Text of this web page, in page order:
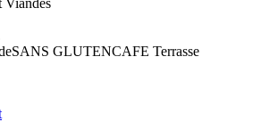
Viandes
SANS GLUTENCAFE Terrasse